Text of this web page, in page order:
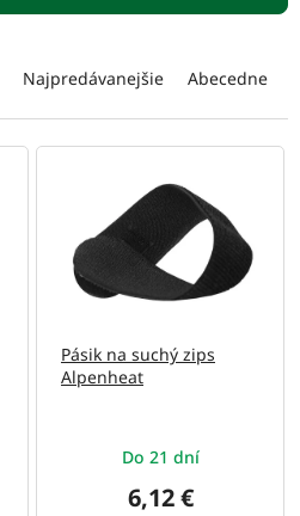
Najpredávanejšie Abecedne
Pásik na suchý zips
Alpenheat
Do 21 dní
6,12 €